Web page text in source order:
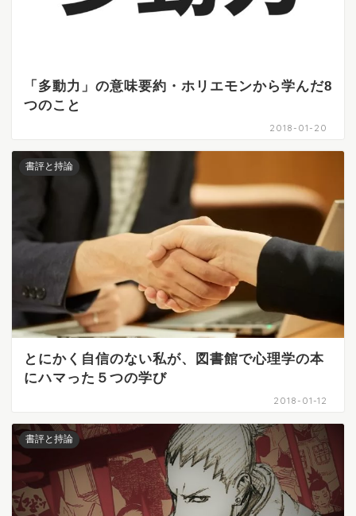
「多動力」の意味要約・ホリエモンから学んだ8
つのこと
2018-01-20
書評と持論
とにかく自信のない私が、図書館で心理学の本
にハマった５つの学び
2018-01-12
書評と持論